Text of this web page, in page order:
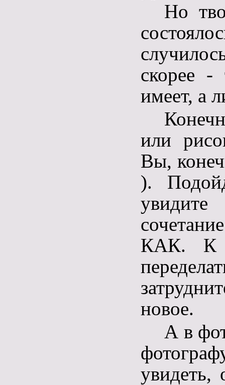
Но
скорее -
имеет, а
или
Вы,
).
КАК. К
новое.
А в
увидеть,